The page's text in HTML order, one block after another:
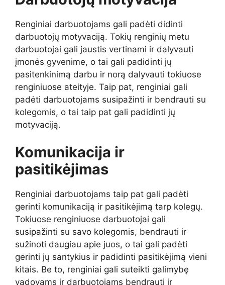
Renginiai darbuotojams gali padėti didinti
darbuotojų motyvaciją. Tokių renginių metu
darbuotojai gali jaustis vertinami ir dalyvauti
įmonės gyvenime, o tai gali padidinti jų
pasitenkinimą darbu ir norą dalyvauti tokiuose
renginiuose ateityje. Taip pat, renginiai gali
padėti darbuotojams susipažinti ir bendrauti su
kolegomis, o tai taip pat gali padidinti jų
motyvaciją.
Komunikacija ir
pasitikėjimas
Renginiai darbuotojams taip pat gali padėti
gerinti komunikaciją ir pasitikėjimą tarp kolegų.
Tokiuose renginiuose darbuotojai gali
susipažinti su savo kolegomis, bendrauti ir
sužinoti daugiau apie juos, o tai gali padėti
gerinti jų santykius ir padidinti pasitikėjimą vieni
kitais. Be to, renginiai gali suteikti galimybę
vadovams ir darbuotojams bendrauti ir